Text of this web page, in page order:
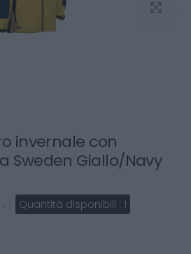
invernale con
Sweden Giallo/Navy
Quantità disponibili : 1